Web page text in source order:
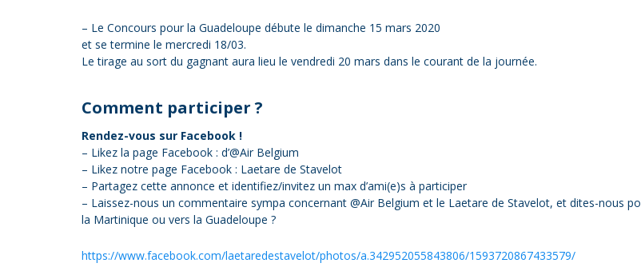
– Le Concours pour la Guadeloupe débute le dimanche 15 mars 2020
et se termine le mercredi 18/03.
Le tirage au sort du gagnant aura lieu le vendredi 20 mars dans le courant de la journée.
Comment participer ?
Rendez-vous sur Facebook !
– Likez la page Facebook : d’@Air Belgium
– Likez notre page Facebook : Laetare de Stavelot
– Partagez cette annonce et identifiez/invitez un max d’ami(e)s à participer
– Laissez-nous un commentaire sympa concernant @Air Belgium et le Laetare de Stavelot, et dites-nous
la Martinique ou vers la Guadeloupe ?
https://www.facebook.com/laetaredestavelot/photos/a.342952055843806/1593720867433579/